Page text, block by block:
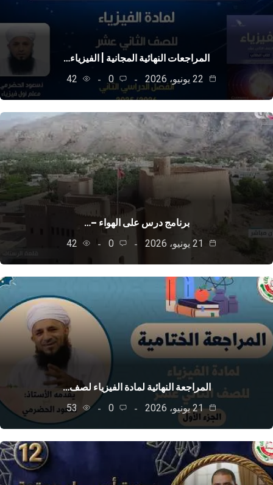
المراجعات النهائية المجانية | الفيزياء…
0
42
برنامج درس على الهواء –…
0
42
المراجعة النهائية لمادة الفيزياء لصف…
0
53